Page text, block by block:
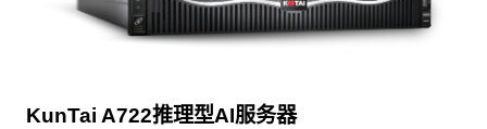
KunTai A722推理型AI服务器